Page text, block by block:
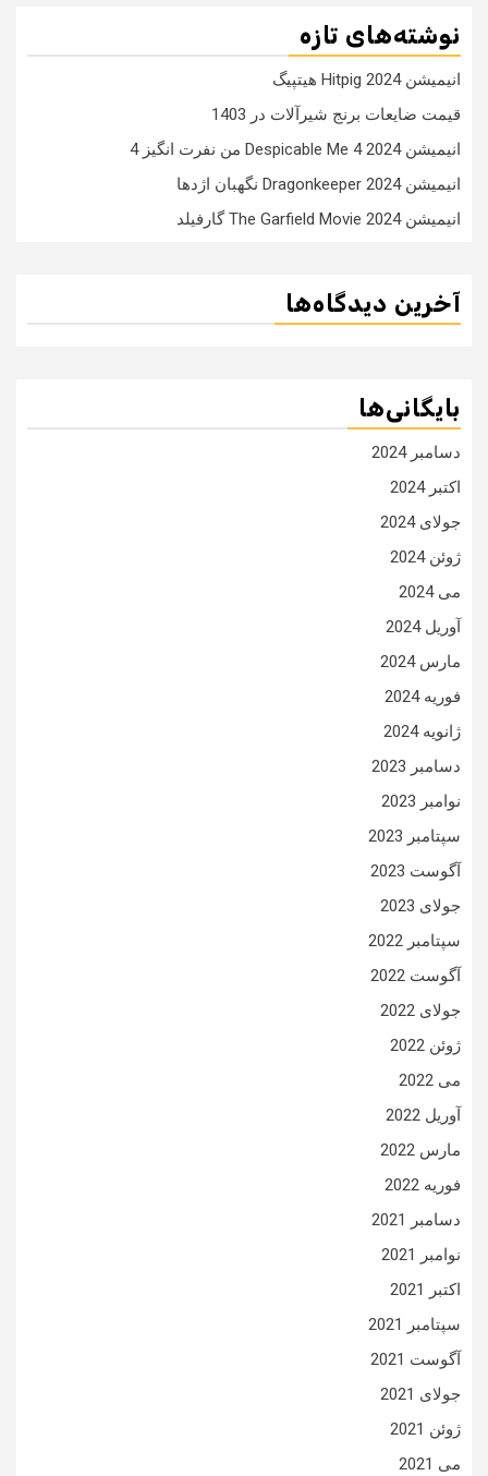
نوشته‌های تازه
انیمیشن Hitpig 2024 هیتپیگ
قیمت ضایعات برنج شیرآلات در 1403
انیمیشن Despicable Me 4 2024 من نفرت انگیز 4
انیمیشن Dragonkeeper 2024 نگهبان اژدها
انیمیشن The Garfield Movie 2024 گارفیلد
آخرین دیدگاه‌ها
بایگانی‌ها
دسامبر 2024
اکتبر 2024
جولای 2024
ژوئن 2024
می 2024
آوریل 2024
مارس 2024
فوریه 2024
ژانویه 2024
دسامبر 2023
نوامبر 2023
سپتامبر 2023
آگوست 2023
جولای 2023
سپتامبر 2022
آگوست 2022
جولای 2022
ژوئن 2022
می 2022
آوریل 2022
مارس 2022
فوریه 2022
دسامبر 2021
نوامبر 2021
اکتبر 2021
سپتامبر 2021
آگوست 2021
جولای 2021
ژوئن 2021
می 2021